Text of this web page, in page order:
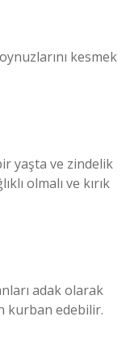
kesmek
yaşta ve zindelik
olmalı ve kırık
adak olarak
kurban edebilir.